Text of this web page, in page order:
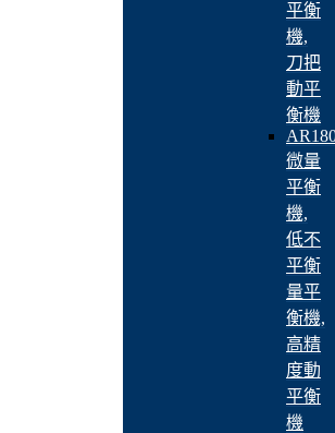
平衡
機,
刀把
動平
衡機
微量
平衡
機,
低不
平衡
量平
衡機,
高精
度動
平衡
機